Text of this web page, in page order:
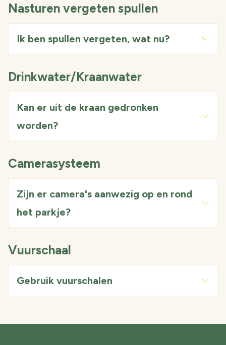
Nasturen vergeten spullen
Ik ben spullen vergeten, wat nu?
Drinkwater/Kraanwater
Kan er uit de kraan gedronken
worden?
Camerasysteem
Zijn er camera's aanwezig op en rond
het parkje?
Vuurschaal
Gebruik vuurschalen